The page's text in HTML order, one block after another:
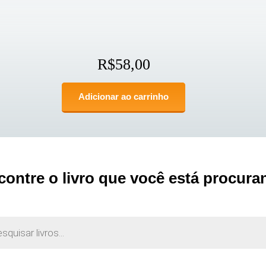
R$58,00
Adicionar ao carrinho
o livro que você está